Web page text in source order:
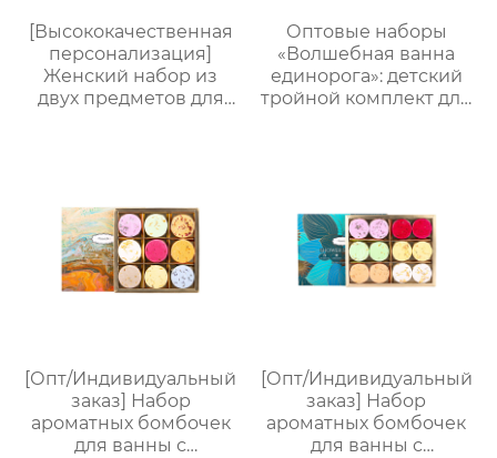
[Высококачественная
персонализация]
Женский набор из
двух предметов для
подносом, три
варианта изысканной
упаковки,
праздничный
подарок, доступен для
Оптовые наборы
«Волшебная ванна
единорога»: детский
тройной комплект для
ароматом｜
Поддержка нанесения
лого, прямые
поставки с завода
[Опт/Индивидуальный
заказ] Набор
ароматных бомбочек
для ванны с
[Опт/Индивидуальный
заказ] Набор
ароматных бомбочек
для ванны с